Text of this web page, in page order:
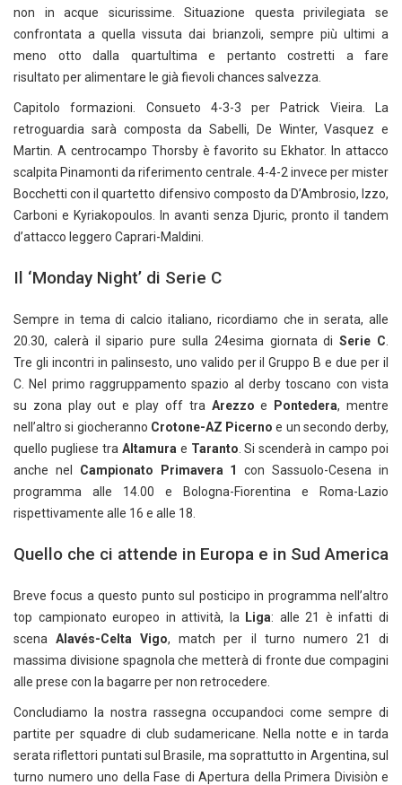
non in acque sicurissime. Situazione questa privilegiata se
confrontata a quella vissuta dai brianzoli, sempre più ultimi a
meno otto dalla quartultima e pertanto costretti a fare
risultato per alimentare le già fievoli chances salvezza.
Capitolo formazioni. Consueto 4-3-3 per Patrick Vieira. La
retroguardia sarà composta da Sabelli, De Winter, Vasquez e
Martin. A centrocampo Thorsby è favorito su Ekhator. In attacco
scalpita Pinamonti da riferimento centrale. 4-4-2 invece per mister
Bocchetti con il quartetto difensivo composto da D’Ambrosio, Izzo,
Carboni e Kyriakopoulos. In avanti senza Djuric, pronto il tandem
d’attacco leggero Caprari-Maldini.
Il ‘Monday Night’ di Serie C
Sempre in tema di calcio italiano, ricordiamo che in serata, alle
20.30, calerà il sipario pure sulla 24esima giornata diSerie C.
Tre gli incontri in palinsesto, uno valido per il Gruppo B e due per il
C. Nel primo raggruppamento spazio al derby toscano con vista
su zona play out e play off tra Arezzo e Pontedera, mentre
nell’altro si giocheranno Crotone-AZ Picerno e un secondo derby,
quello pugliese tra Altamurae Taranto. Si scenderà in campo poi
anche nel Campionato Primavera 1
con Sassuolo-Cesena in
programma alle 14.00 e Bologna-Fiorentina e Roma-Lazio
rispettivamente alle 16 e alle 18.
Quello che ci attende in Europa e in Sud America
Breve focus a questo punto sul posticipo in programma nell’altro
top campionato europeo in attività, la Liga: alle 21 è infatti di
scenaAlavés-Celta Vigo, match per il turno numero 21 di
massima divisione spagnola che metterà di fronte due compagini
alle prese con la bagarre per non retrocedere.
Concludiamo la nostra rassegna occupandoci come sempre di
partite per squadre di club sudamericane. Nella notte e in tarda
serata riflettori puntati sul Brasile, ma soprattutto in Argentina, sul
turno numero uno della Fase di Apertura della Primera Divisiòn e